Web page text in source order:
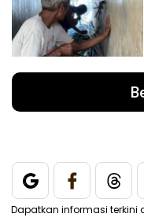
Dapatkan informasi